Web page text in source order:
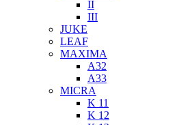
II
III
JUKE
LEAF
MAXIMA
A32
A33
MICRA
K 11
K 12